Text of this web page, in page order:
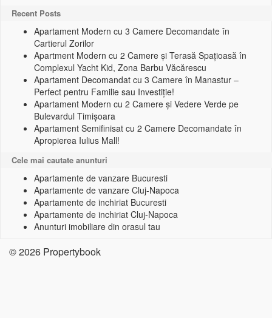
Recent Posts
Apartament Modern cu 3 Camere Decomandate în
Cartierul Zorilor
Apartment Modern cu 2 Camere și Terasă Spațioasă în
Complexul Yacht Kid, Zona Barbu Văcărescu
Apartament Decomandat cu 3 Camere în Manastur –
Perfect pentru Familie sau Investiție!
Apartament Modern cu 2 Camere și Vedere Verde pe
Bulevardul Timișoara
Apartament Semifinisat cu 2 Camere Decomandate în
Apropierea Iulius Mall!
Cele mai cautate anunturi
Apartamente de vanzare Bucuresti
Apartamente de vanzare Cluj-Napoca
Apartamente de inchiriat Bucuresti
Apartamente de inchiriat Cluj-Napoca
Anunturi imobiliare din orasul tau
© 2026 Propertybook